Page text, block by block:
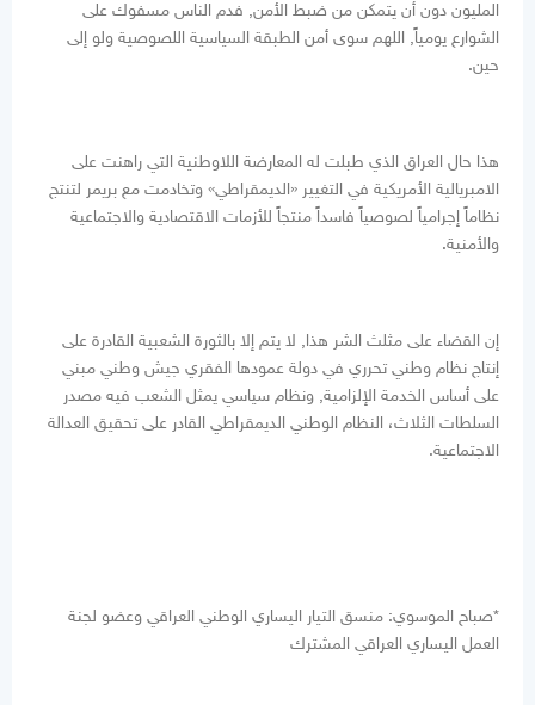
المليون دون أن يتمكن من ضبط الأمن, فدم الناس مسفوك على
الشوارع يومياً, اللهم سوى أمن الطبقة السياسية اللصوصية ولو إلى
حين.
هذا حال العراق الذي طبلت له المعارضة اللاوطنية التي راهنت على
الامبريالية الأمريكية في التغيير «الديمقراطي» وتخادمت مع بريمر لتنتج
نظاماً إجرامياً لصوصياً فاسداً منتجاً للأزمات الاقتصادية والاجتماعية
والأمنية.
إن القضاء على مثلث الشر هذا, لا يتم إلا بالثورة الشعبية القادرة على
إنتاج نظام وطني تحرري في دولة عمودها الفقري جيش وطني مبني
على أساس الخدمة الإلزامية, ونظام سياسي يمثل الشعب فيه مصدر
السلطات الثلاث، النظام الوطني الديمقراطي القادر على تحقيق العدالة
الاجتماعية.
*صباح الموسوي: منسق التيار اليساري الوطني العراقي وعضو لجنة
العمل اليساري العراقي المشترك